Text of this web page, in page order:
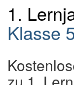
1.
Klasse